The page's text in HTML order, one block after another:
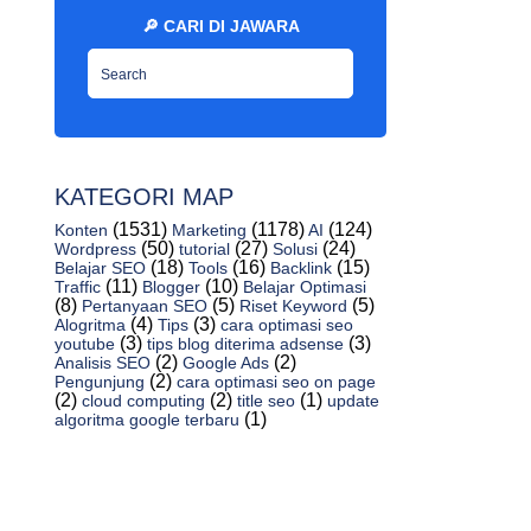
Cara Memblogging Dengan Cara Menjawab
10 Langkah Kesuksesan Website -
Jawaraspeed
Cara Mengganti Favicon Blogger Gratis -
Cara Membuat Media Kontak Blogspot
Bikin Website, Blog, Email Dan Keperluan
Marketing...
Teknik Urutan Rekomendasi Kelas Situs
Web - Jawara...
Pencarian Umum, Kotak Pencarian, Plugin
Pencarian,...
Mengatasi Gambar Thumbnail Buram Di
🔎 CARI DI JAWARA
KATEGORI MAP
Konten (1531) Marketing (1178)AI (124)
Wordpress (50) tutorial (27) Solusi (24)
Belajar SEO (18) Tools (16) Backlink (15)
Traffic (11) Blogger (10) Belajar Optimasi
(8) Pertanyaan SEO (5) Riset Keyword (5)
Alogritma (4) Tips (3) cara optimasi seo
youtube (3) tips blog diterima adsense (3)
Analisis SEO (2) Google Ads (2)
Pengunjung (2) cara optimasi seo on page
(2) cloud computing (2) title seo (1) update
algoritma google terbaru (1)